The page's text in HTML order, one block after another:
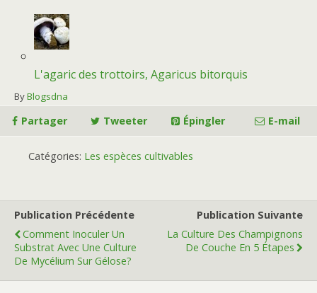
L'agaric des trottoirs, Agaricus bitorquis
ByBlogsdna
Partager Tweeter Épingler E-mail
Catégories: Les espèces cultivables
Publication Précédente
Comment Inoculer Un
Substrat Avec Une Culture
De Mycélium Sur Gélose?
Publication Suivante
La Culture Des Champignons
De Couche En 5 Étapes